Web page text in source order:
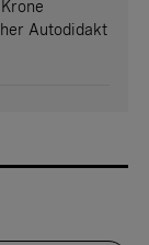
Autodidakt